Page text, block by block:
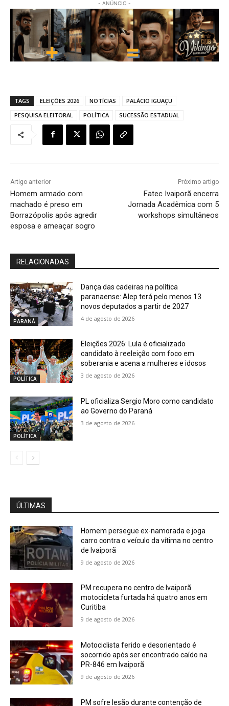
- ANÚNCIO -
TAGS ELEIÇÕES 2026 NOTÍCIAS
PALÁCIO IGUAÇU
PESQUISA ELEITORAL
POLÍTICA SUCESSÃO ESTADUAL
Artigo anterior
Homem armado com
machado é preso em
Borrazópolis após agredir
esposa e ameaçar sogro
Próximo artigo
Fatec Ivaiporã encerra
Jornada Acadêmica com 5
workshops simultâneos
RELACIONADAS
PARANÁ
Dança das cadeiras na política
paranaense: Alep terá pelo menos 13
novos deputados a partir de 2027
4 de agosto de 2026
POLÍTICA
Eleições 2026: Lula é oficializado
candidato à reeleição com foco em
soberania e acena a mulheres e idosos
3 de agosto de 2026
POLÍTICA
PL oficializa Sergio Moro como candidato
ao Governo do Paraná
3 de agosto de 2026
ÚLTIMAS
Homem persegue ex-namorada e joga
carro contra o veículo da vítima no centro
de Ivaiporã
9 de agosto de 2026
PM recupera no centro de Ivaiporã
motocicleta furtada há quatro anos em
Curitiba
9 de agosto de 2026
Motociclista ferido e desorientado é
socorrido após ser encontrado caído na
PR-846 em Ivaiporã
9 de agosto de 2026
PM sofre lesão durante contenção de